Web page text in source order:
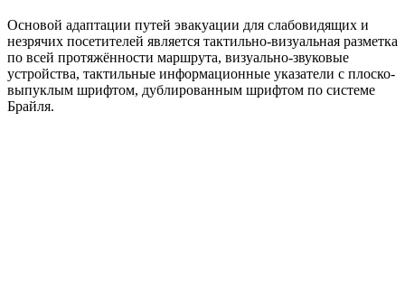
Основой адаптации путей эвакуации для слабовидящих и
незрячих посетителей является тактильно-визуальная разметка
по всей протяжённости маршрута, визуально-звуковые
устройства, тактильные информационные указатели с плоско-
выпуклым шрифтом, дублированным шрифтом по системе
Брайля.